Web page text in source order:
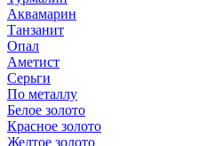
Аквамарин
Танзанит
Опал
Аметист
Серьги
По металлу
Белое золото
Красное золото
Желтое золото